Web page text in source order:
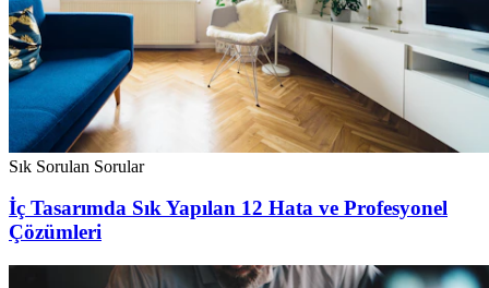
Sık Sorulan Sorular
İç Tasarımda Sık Yapılan 12 Hata ve Profesyonel
Çözümleri